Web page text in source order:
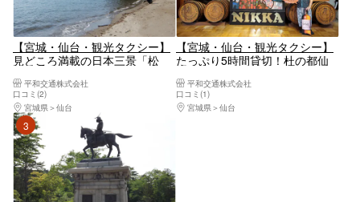
【宮城・仙台・観光タクシー】
見どころ満載の日本三景「松
平和交通株式会社
口コミ(2)
宮城県
仙台
【宮城・仙台・観光タクシー】
たっぷり5時間貸切！杜の都仙
平和交通株式会社
口コミ(1)
宮城県
仙台